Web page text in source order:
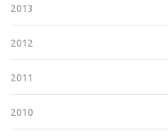
2013
2012
2011
2010